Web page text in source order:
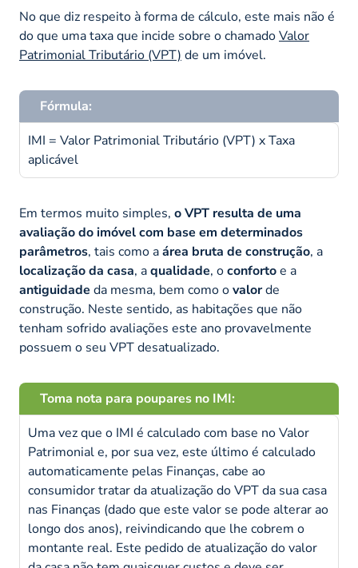
No que diz respeito à forma de cálculo, este mais não é
do que uma taxa que incide sobre o chamadoValor
Patrimonial Tributário (VPT) de um imóvel.
Fórmula:
IMI = Valor Patrimonial Tributário (VPT) x Taxa
aplicável
Em termos muito simples, o VPT resulta de uma
avaliação do imóvel com base em determinados
parâmetros, tais como aárea bruta de construção, a
localização da casa, aqualidade, oconfortoe a
antiguidade da mesma, bem como ovalorde
construção. Neste sentido, as habitações que não
tenham sofrido avaliações este ano provavelmente
possuem o seu VPT desatualizado.
Toma nota para poupares no IMI:
Uma vez que o IMI é calculado com base no Valor
Patrimonial e, por sua vez, este último é calculado
automaticamente pelas Finanças, cabe ao
consumidor tratar da atualização do VPT da sua casa
nas Finanças (dado que este valor se pode alterar ao
longo dos anos), reivindicando que lhe cobrem o
montante real. Este pedido de atualização do valor